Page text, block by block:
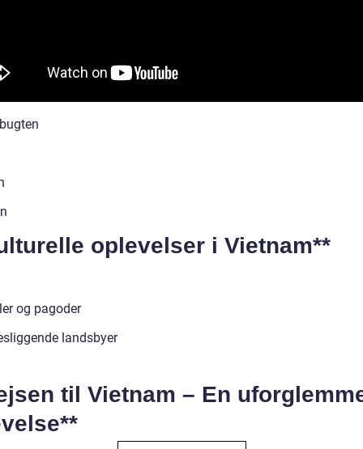
oplevelser i Vietnam**
og pagoder
landsbyer
til Vietnam – En